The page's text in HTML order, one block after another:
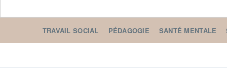
TRAVAIL SOCIAL PÉDAGOGIE SANTÉ MENTALE